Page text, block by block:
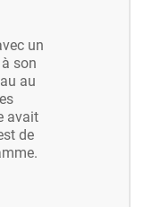
un
son
au
avait
de